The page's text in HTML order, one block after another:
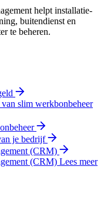
helpt installatie-
buitendienst en
te beheren.
slim werkbonbeheer
je bedrijf
(CRM)
(CRM) Lees meer